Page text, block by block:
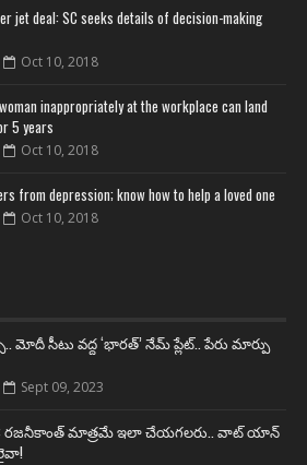
jet deal: SC seeks details of decision-making
Oct 10, 2018
inappropriately at the workplace can land
5 years
Oct 10, 2018
from depression; know how to help a loved one
Oct 10, 2018
మోదీ సీటు వద్ద ‘భారత్’ నేమ్ ప్లేట్‌.. పేరు మార్పు
Sept 09, 2023
రజనీకాంత్ మాత్రమే ఇలా చేయగలరు.. వాట్ యాన్